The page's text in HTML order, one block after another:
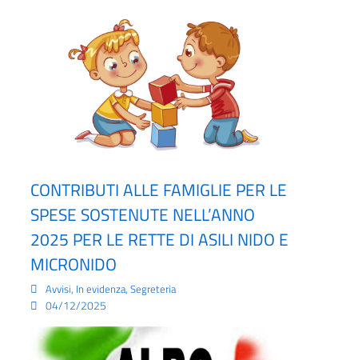
CONTRIBUTI ALLE FAMIGLIE PER LE
SPESE SOSTENUTE NELL’ANNO
2025 PER LE RETTE DI ASILI NIDO E
MICRONIDO
Avvisi, In evidenza, Segreteria
04/12/2025